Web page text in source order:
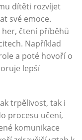
dítěti rozvíjet
své emoce.
čtení příběhů
Například
a poté hovoří o
lepší
trpělivost, tak i
procesu učení,
komunikace